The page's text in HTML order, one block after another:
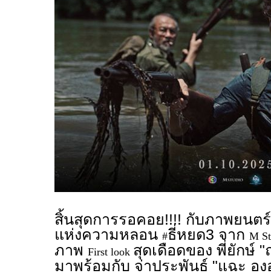
สิ้นสุดการรอคอย!!!! กับภาพยนต
แห่งความหลอน #ธี่หยด3 จาก M
ภาพ First look สุดเดือดของ พี่ยักษ์
มาพร้อมกับ จ่าประพันธ์ "แฉะ อ